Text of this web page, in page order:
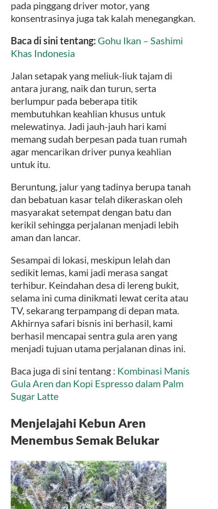
pada pinggang driver motor, yang
konsentrasinya juga tak kalah menegangkan.
Baca di sini tentang: Gohu Ikan – Sashimi
Khas Indonesia
Jalan setapak yang meliuk-liuk tajam di
antara jurang, naik dan turun, serta
berlumpur pada beberapa titik
membutuhkan keahlian khusus untuk
melewatinya. Jadi jauh-jauh hari kami
memang sudah berpesan pada tuan rumah
agar mencarikan driver punya keahlian
untuk itu.
Beruntung, jalur yang tadinya berupa tanah
dan bebatuan kasar telah dikeraskan oleh
masyarakat setempat dengan batu dan
kerikil sehingga perjalanan menjadi lebih
aman dan lancar.
Sesampai di lokasi, meskipun lelah dan
sedikit lemas, kami jadi merasa sangat
terhibur. Keindahan desa di lereng bukit,
selama ini cuma dinikmati lewat cerita atau
TV, sekarang terpampang di depan mata.
Akhirnya safari bisnis ini berhasil, kami
berhasil mencapai sentra gula aren yang
menjadi tujuan utama perjalanan dinas ini.
Baca juga di sini tentang : Kombinasi Manis
Gula Aren dan Kopi Espresso dalam Palm
Sugar Latte
Menjelajahi Kebun Aren
Menembus Semak Belukar